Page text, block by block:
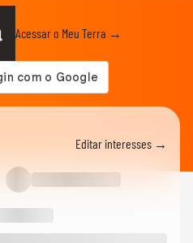
Acessar o Meu Terra →
Editar interesses →